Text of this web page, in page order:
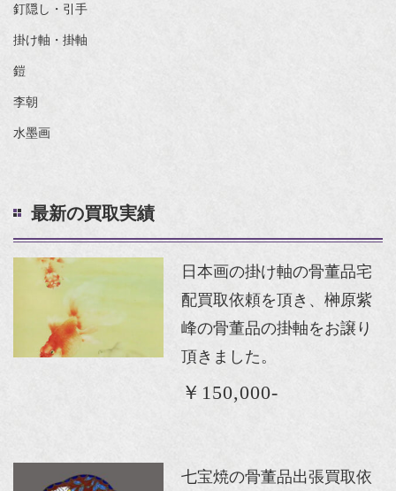
釘隠し・引手
掛け軸・掛軸
鎧
李朝
水墨画
最新の買取実績
日本画の掛け軸の骨董品宅
配買取依頼を頂き、榊原紫
峰の骨董品の掛軸をお譲り
頂きました。
￥150,000-
七宝焼の骨董品出張買取依